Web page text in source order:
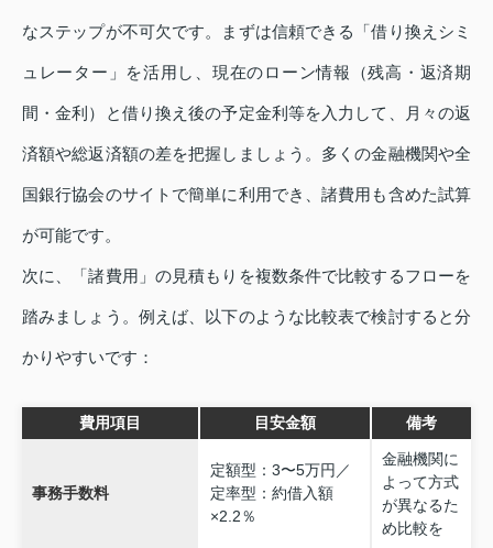
なステップが不可欠です。まずは信頼できる「借り換えシミ
ュレーター」を活用し、現在のローン情報（残高・返済期
間・金利）と借り換え後の予定金利等を入力して、月々の返
済額や総返済額の差を把握しましょう。多くの金融機関や全
国銀行協会のサイトで簡単に利用でき、諸費用も含めた試算
が可能です。
次に、「諸費用」の見積もりを複数条件で比較するフローを
踏みましょう。例えば、以下のような比較表で検討すると分
かりやすいです：
費用項目 目安金額 備考
事務手数料
定額型：3〜5万円／
定率型：約借入額
×2.2％
金融機関に
よって方式
が異なるた
め比較を